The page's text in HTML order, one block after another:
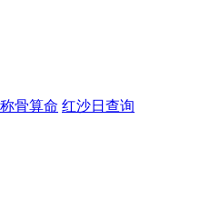
称骨算命 红沙日查询